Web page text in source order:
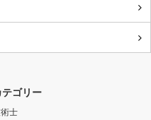
テゴリー
士